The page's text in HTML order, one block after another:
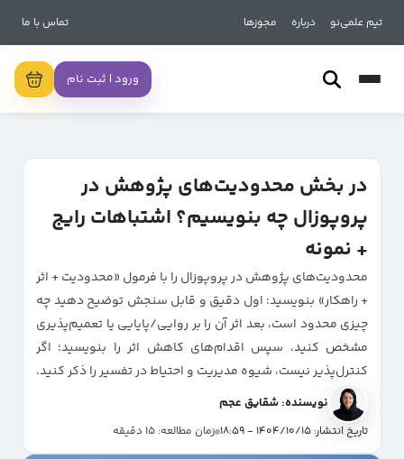
تیم علمی‌نو درباره مجوزها تماس با ما
ورود | ثبت نام
در بخش محدودیت‌های پژوهش در
پروپوزال چه بنویسیم؟ اشتباهات رایج
+ نمونه
محدودیت‌های پژوهش در پروپوزال را با فرمول «محدودیت + اثر
+ راهکار» بنویسید: اول دقیق و قابل سنجش توضیح دهید چه
چیزی محدود است، بعد اثر آن را بر روایی/پایایی یا تعمیم‌پذیری
مشخص کنید، سپس اقدام‌های کاهش اثر را بنویسید؛ اگر
کنترل‌پذیر نیست، شیوه مدیریت و احتیاط در تفسیر را ذکر کنید.
نویسنده: شقایق عجم
تاریخ انتشار: 1404/10/15 - 18:59 زمان مطالعه: 15 دقیقه